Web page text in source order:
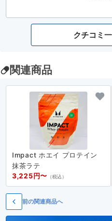
クチコミ
関連商品
Impact ホエイ プロテイン
抹茶ラテ
3,225円〜 （税込）
前の関連商品へ